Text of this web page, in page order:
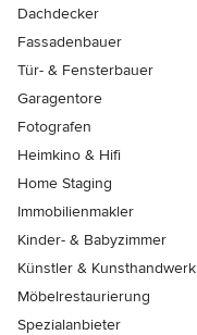
Dachdecker
Fassadenbauer
Tür- & Fensterbauer
Garagentore
Fotografen
Heimkino & Hifi
Home Staging
Immobilienmakler
Kinder- & Babyzimmer
Künstler & Kunsthandwerk
Möbelrestaurierung
Spezialanbieter